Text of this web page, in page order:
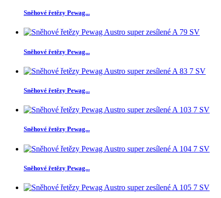
Sněhové řetězy Pewag...
Sněhové řetězy Pewag...
Sněhové řetězy Pewag...
Sněhové řetězy Pewag...
Sněhové řetězy Pewag...